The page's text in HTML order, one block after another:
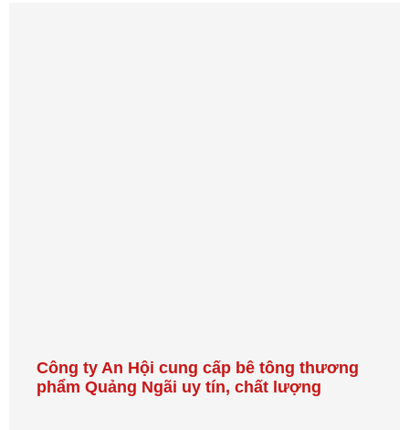
Công ty An Hội cung cấp bê tông thương
phẩm Quảng Ngãi uy tín, chất lượng